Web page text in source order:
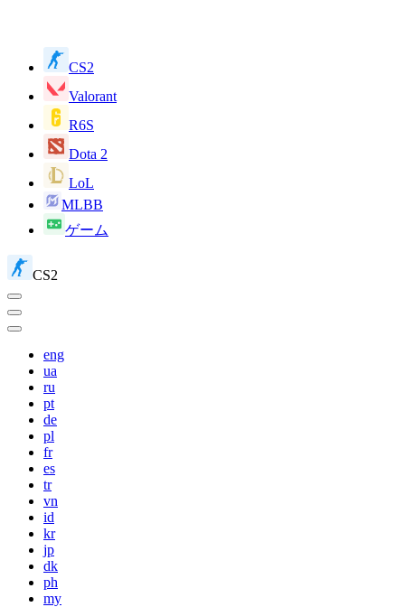
CS2
Valorant
R6S
Dota 2
LoL
MLBB
ゲーム
CS2
eng
ua
ru
pt
de
pl
fr
es
tr
vn
id
kr
jp
dk
ph
my